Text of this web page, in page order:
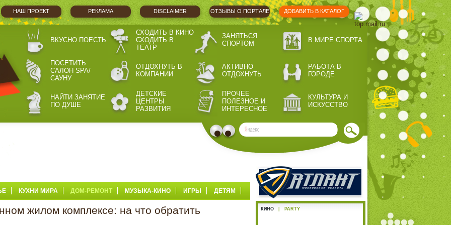
НАШ ПРОЕКТ РЕКЛАМА DISCLAIMER ОТЗЫВЫ О ПОРТАЛЕ ДОБАВИТЬ В КАТАЛОГ
ВКУСНО ПОЕСТЬ
СХОДИТЬ В КИНО
СХОДИТЬ В
ТЕАТР
ЗАНЯТЬСЯ
СПОРТОМ
В МИРЕ СПОРТА
ПОСЕТИТЬ
САЛОН SPA/
САУНУ
ОТДОХНУТЬ В
КОМПАНИИ
АКТИВНО
ОТДОХНУТЬ
РАБОТА В
ГОРОДЕ
НАЙТИ ЗАНЯТИЕ
ПО ДУШЕ
ДЕТСКИЕ
ЦЕНТРЫ
РАЗВИТИЯ
ПРОЧЕЕ
ПОЛЕЗНОЕ И
ИНТЕРЕСНОЕ
КУЛЬТУРА И
ИСКУССТВО
КУХНИ МИРА ДОМ-РЕМОНТ МУЗЫКА-КИНО ИГРЫ ДЕТЯМ
жилом комплексе: на что обратить
КИНО PARTY